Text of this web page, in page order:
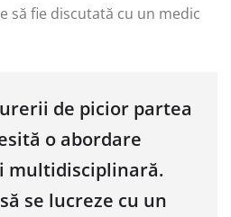
să fie discutată cu un medic
de picior partea
o abordare
multidisciplinară.
se lucreze cu un